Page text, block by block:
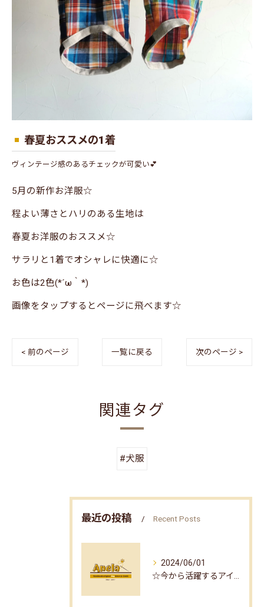
春夏おススメの1着
ヴィンテージ感のあるチェックが可愛い💕
5月の新作お洋服☆
程よい薄さとハリのある生地は
春夏お洋服のおススメ☆
サラリと1着でオシャレに快適に☆
お色は2色(*´ω｀*)
画像をタップするとページに飛べます☆
< 前のページ 一覧に戻る 次のページ >
関連タグ
#犬服
最近の投稿 Recent Posts
2024/06/01